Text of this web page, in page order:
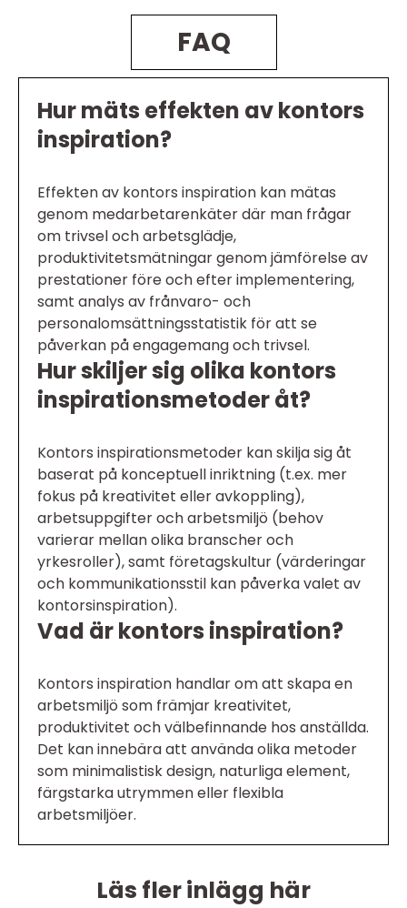
FAQ
Hur mäts effekten av kontors
inspiration?
Effekten av kontors inspiration kan mätas
genom medarbetarenkäter där man frågar
om trivsel och arbetsglädje,
produktivitetsmätningar genom jämförelse av
prestationer före och efter implementering,
samt analys av frånvaro- och
personalomsättningsstatistik för att se
påverkan på engagemang och trivsel.
Hur skiljer sig olika kontors
inspirationsmetoder åt?
Kontors inspirationsmetoder kan skilja sig åt
baserat på konceptuell inriktning (t.ex. mer
fokus på kreativitet eller avkoppling),
arbetsuppgifter och arbetsmiljö (behov
varierar mellan olika branscher och
yrkesroller), samt företagskultur (värderingar
och kommunikationsstil kan påverka valet av
kontorsinspiration).
Vad är kontors inspiration?
Kontors inspiration handlar om att skapa en
arbetsmiljö som främjar kreativitet,
produktivitet och välbefinnande hos anställda.
Det kan innebära att använda olika metoder
som minimalistisk design, naturliga element,
färgstarka utrymmen eller flexibla
arbetsmiljöer.
Läs fler inlägg här